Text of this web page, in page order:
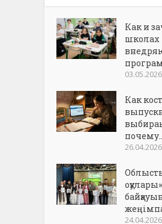
Как и
школах
Как
оқулары»